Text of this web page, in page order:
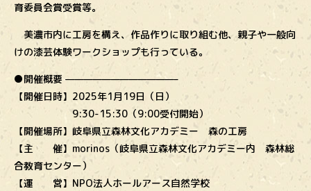
育委員会賞受賞等。
美濃市内に工房を構え、作品作りに取り組む他、親子や一般向
けの漆芸体験ワークショップも行っている。
●開催概要 ————————————–
【開催日時】2025年1月19日（日）
9:30-15:30（9:00受付開始）
【開催場所】岐阜県立森林文化アカデミー 森の工房
【主 催】morinos（岐阜県立森林文化アカデミー内 森林総
合教育センター）
【運 営】NPO法人ホールアース自然学校